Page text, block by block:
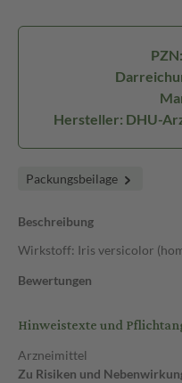
Hersteller: DHU-
Packungsbeilage
Beschreibung
Wirkstoff: Iris versicolor
Bewertungen
Hinweistexte und
Arzneimittel
Zu Risiken und